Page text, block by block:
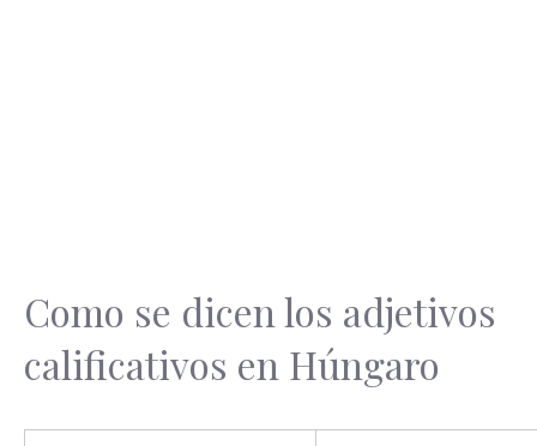
Como se dicen los adjetivos
calificativos en Húngaro